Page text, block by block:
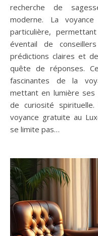
recherche de
moderne. La
particulière,
éventail de
prédictions claires et
quête de réponses.
fascinantes de la
mettant en lumière
de curiosité
voyance gratuite au
se limite pas…